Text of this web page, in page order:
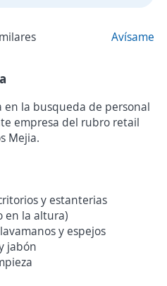
Avísame
en la busqueda de personal
empresa del rubro retail
Mejia.
y estanterias
en la altura)
y espejos
jabón